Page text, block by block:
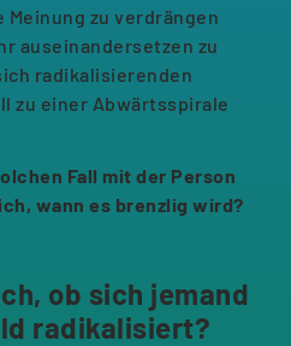
zu verdrängen
auseinandersetzen zu
radikalisierenden
zu einer Abwärtsspirale
Fall mit der Person
wann es brenzlig wird?
ob sich jemand
radikalisiert?